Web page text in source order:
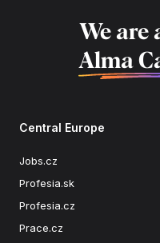
We are
Alma
Central Europe
Jobs.cz
Profesia.sk
Profesia.cz
Prace.cz